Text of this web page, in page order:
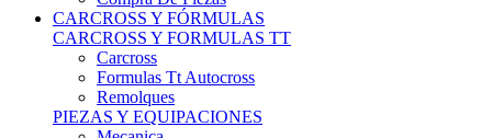
CARCROSS Y FORMULAS TT
Carcross
Formulas Tt Autocross
Remolques
PIEZAS Y EQUIPACIONES
Mecanica
Electrónica